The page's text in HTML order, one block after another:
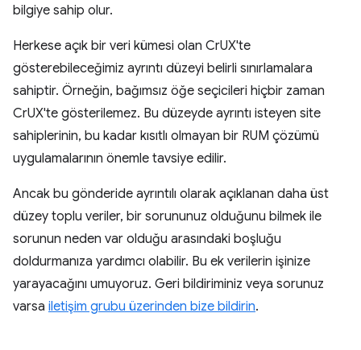
bilgiye sahip olur.
Herkese açık bir veri kümesi olan CrUX'te
gösterebileceğimiz ayrıntı düzeyi belirli sınırlamalara
sahiptir. Örneğin, bağımsız öğe seçicileri hiçbir zaman
CrUX'te gösterilemez. Bu düzeyde ayrıntı isteyen site
sahiplerinin, bu kadar kısıtlı olmayan bir RUM çözümü
uygulamalarının önemle tavsiye edilir.
Ancak bu gönderide ayrıntılı olarak açıklanan daha üst
düzey toplu veriler, bir sorununuz olduğunu bilmek ile
sorunun neden var olduğu arasındaki boşluğu
doldurmanıza yardımcı olabilir. Bu ek verilerin işinize
yarayacağını umuyoruz. Geri bildiriminiz veya sorunuz
varsa iletişim grubu üzerinden bize bildirin.